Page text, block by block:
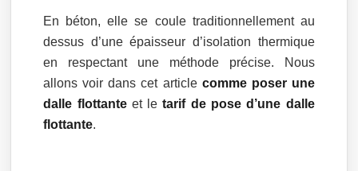
En béton, elle se coule traditionnellement au
dessus d’une épaisseur d’isolation thermique
en respectant une méthode précise. Nous
allons voir dans cet article comme poser une
dalle flottanteet le tarif de pose d’une dalle
flottante.